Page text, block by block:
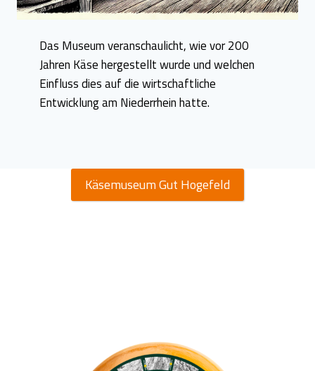
Das Museum veranschaulicht, wie vor 200
Jahren Käse hergestellt wurde und welchen
Einfluss dies auf die wirtschaftliche
Entwicklung am Niederrhein hatte.
Käsemuseum Gut Hogefeld